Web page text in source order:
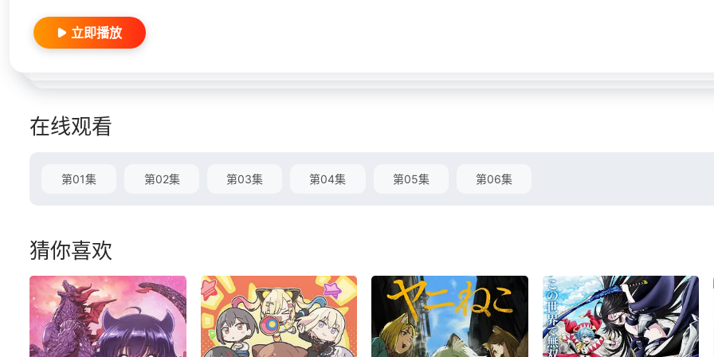
立即播放
在线观看
第01集 第02集 第03集 第04集 第05集 第06集
猜你喜欢